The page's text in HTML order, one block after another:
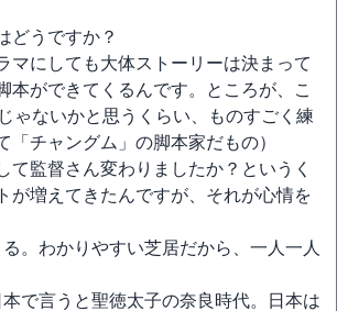
どうですか？
マにしても大体ストーリーは決まって
本ができてくるんです。ところが、こ
ゃないかと思うくらい、ものすごく練
チャングム」の脚本家だもの）
監督さん変わりましたか？というく
が増えてきたんですが、それが心情を
。わかりやすい芝居だから、一人一人
で言うと聖徳太子の奈良時代。日本は